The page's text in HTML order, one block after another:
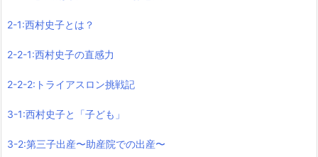
2-1:西村史子とは？
2-2-1:西村史子の直感力
2-2-2:トライアスロン挑戦記
3-1:西村史子と「子ども」
3-2:第三子出産〜助産院での出産〜